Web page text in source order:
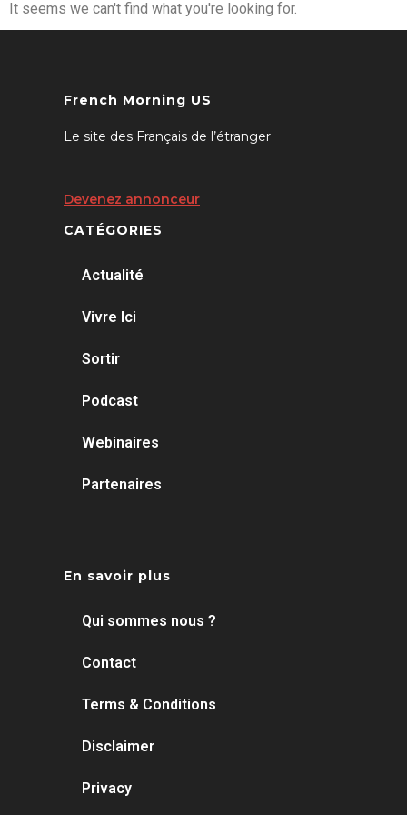
It seems we can't find what you're looking for.
French Morning US
Le site des Français de l’étranger
Devenez annonceur
CATÉGORIES
Actualité
Vivre Ici
Sortir
Podcast
Webinaires
Partenaires
En savoir plus
Qui sommes nous ?
Contact
Terms & Conditions
Disclaimer
Privacy